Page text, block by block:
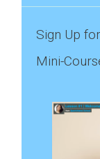
Sign Up
Mini-